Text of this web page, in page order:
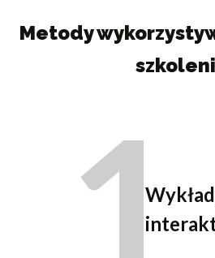
Metody
1